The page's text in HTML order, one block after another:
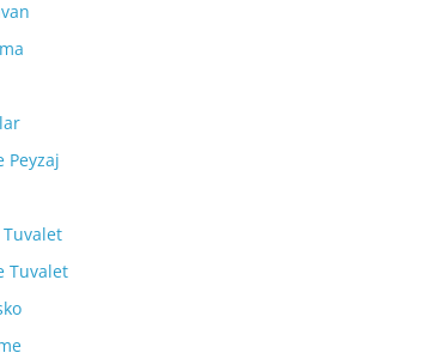
Peyzaj
Tuvalet
Tuvalet